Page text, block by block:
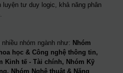
luyện tư duy logic, khả năng phân
nhóm ngành như: Nhóm
học & Công nghệ thông tin,
Kinh tế - Tài chính, Nhóm Kỹ
Nhóm Nghệ thuật & Năng